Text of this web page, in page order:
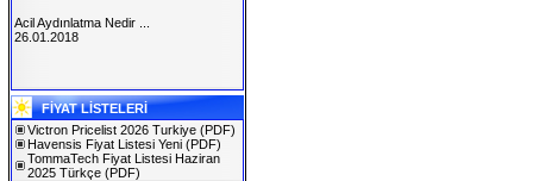
SOLAREX ISTANBUL 2019
30.01.2019
Acil Aydınlatma Nedir ...
26.01.2018
FİYAT LİSTELERİ
Victron Pricelist 2026 Turkiye (PDF)
Havensis Fiyat Listesi Yeni (PDF)
TommaTech Fiyat Listesi Haziran
2025 Türkçe (PDF)